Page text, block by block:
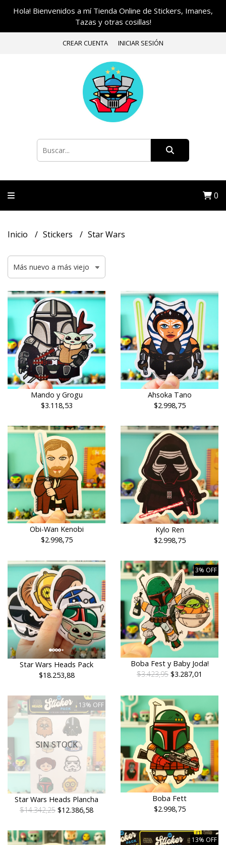
Hola! Bienvenidos a mí Tienda Online de Stickers, Imanes,
Tazas y otras cosillas!
CREAR CUENTA INICIAR SESIÓN
0
Inicio Stickers Star Wars
Mando y Grogu
$3.118,53
Ahsoka Tano
$2.998,75
Obi-Wan Kenobi
$2.998,75
Kylo Ren
$2.998,75
Star Wars Heads Pack
$18.253,88
3% OFF
Boba Fest y Baby Joda!
$3.423,95 $3.287,01
13% OFF
SIN STOCK
Star Wars Heads Plancha
$14.342,25 $12.386,58
Boba Fett
$2.998,75
13% OFF